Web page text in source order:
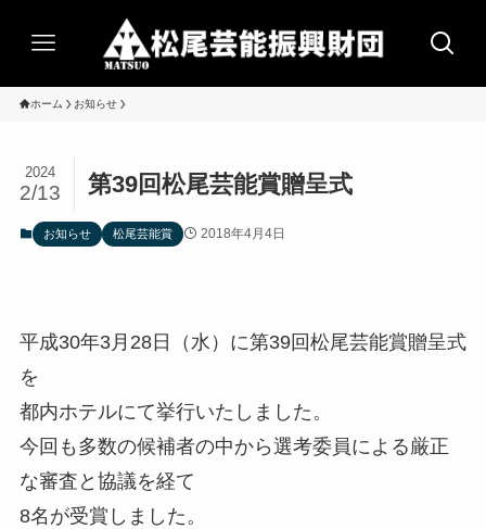
ホーム お知らせ
第39回松尾芸能賞贈呈式
2024
2/13
お知らせ 松尾芸能賞 2018年4月4日
平成30年3月28日（水）に第39回松尾芸能賞贈呈式
を
都内ホテルにて挙行いたしました。
今回も多数の候補者の中から選考委員による厳正
な審査と協議を経て
8名が受賞しました。